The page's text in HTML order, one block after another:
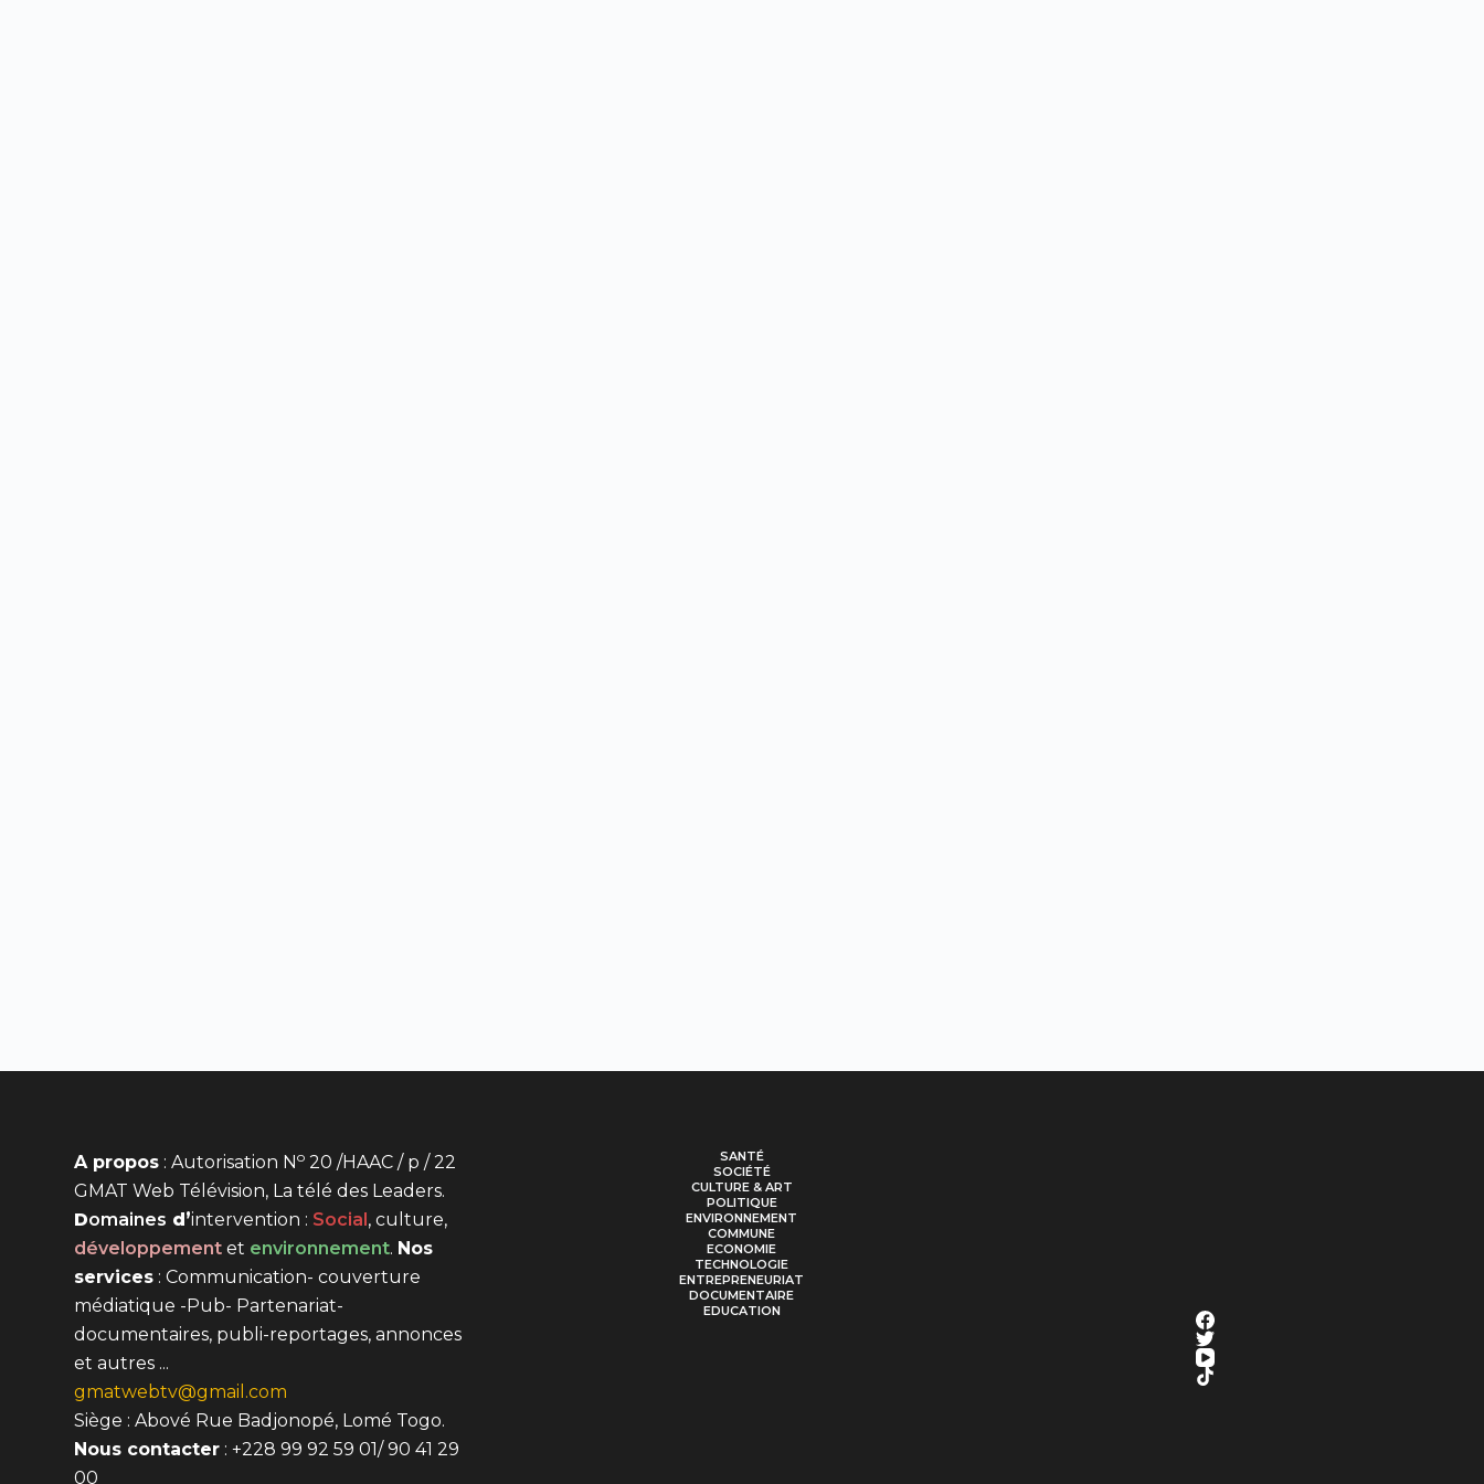
A propos : Autorisation No 20 /HAAC / p / 22
GMAT Web Télévision, La télé des Leaders.
Domaines d’intervention : Social, culture,
développement et environnement. Nos
services : Communication- couverture
médiatique -Pub- Partenariat-
documentaires, publi-reportages, annonces
et autres ...
gmatwebtv@gmail.com
Siège : Abové Rue Badjonopé, Lomé Togo.
Nous contacter : +228 99 92 59 01/ 90 41 29
00
SANTÉ
SOCIÉTÉ
CULTURE & ART
POLITIQUE
ENVIRONNEMENT
COMMUNE
ECONOMIE
TECHNOLOGIE
ENTREPRENEURIAT
DOCUMENTAIRE
EDUCATION